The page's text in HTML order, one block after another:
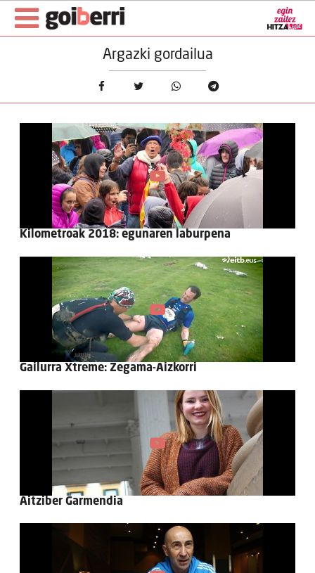
Argazki gordailua
Kilometroak 2018: egunaren laburpena
Gailurra Xtreme: Zegama-Aizkorri
Aitziber Garmendia